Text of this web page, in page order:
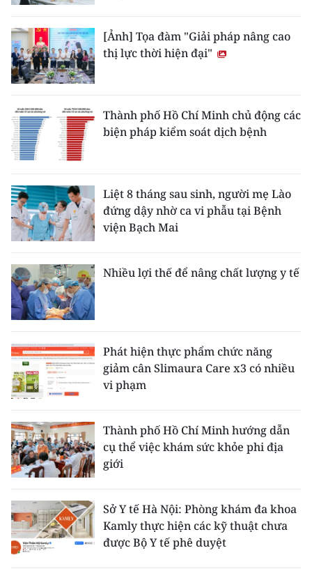
[Ảnh] Tọa đàm "Giải pháp nâng cao
thị lực thời hiện đại"
Thành phố Hồ Chí Minh chủ động các
biện pháp kiểm soát dịch bệnh
Liệt 8 tháng sau sinh, người mẹ Lào
đứng dậy nhờ ca vi phẫu tại Bệnh
viện Bạch Mai
Nhiều lợi thế để nâng chất lượng y tế
Phát hiện thực phẩm chức năng
giảm cân Slimaura Care x3 có nhiều
vi phạm
Thành phố Hồ Chí Minh hướng dẫn
cụ thể việc khám sức khỏe phi địa
giới
Sở Y tế Hà Nội: Phòng khám đa khoa
Kamly thực hiện các kỹ thuật chưa
được Bộ Y tế phê duyệt